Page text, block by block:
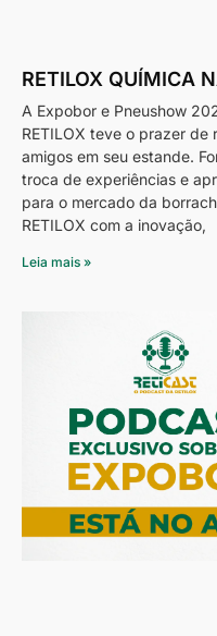
RETILOX QUÍMICA
A Expobor e Pneushow
RETILOX teve o prazer
amigos em seu estande.
troca de experiências e
para o mercado da
RETILOX com a inovação,
Leia mais »